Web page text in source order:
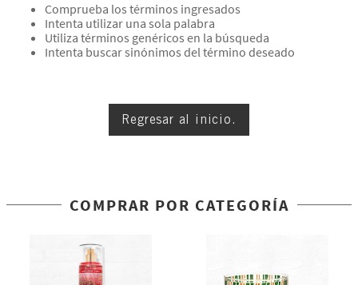
Comprueba los términos ingresados
Intenta utilizar una sola palabra
Utiliza términos genéricos en la búsqueda
Intenta buscar sinónimos del término deseado
Regresar al inicio.
COMPRAR POR CATEGORÍA